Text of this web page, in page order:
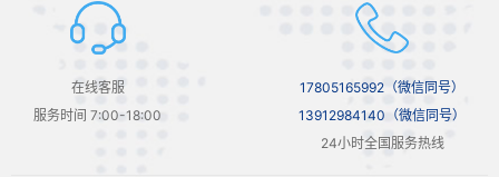
在线客服
服务时间 7:00-18:00
17805165992（微信同号）
13912984140（微信同号）
24小时全国服务热线